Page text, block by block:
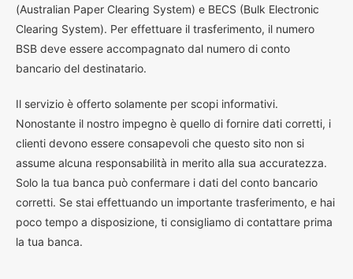
(Australian Paper Clearing System) e BECS (Bulk Electronic
Clearing System). Per effettuare il trasferimento, il numero
BSB deve essere accompagnato dal numero di conto
bancario del destinatario.
Il servizio è offerto solamente per scopi informativi.
Nonostante il nostro impegno è quello di fornire dati corretti, i
clienti devono essere consapevoli che questo sito non si
assume alcuna responsabilità in merito alla sua accuratezza.
Solo la tua banca può confermare i dati del conto bancario
corretti. Se stai effettuando un importante trasferimento, e hai
poco tempo a disposizione, ti consigliamo di contattare prima
la tua banca.